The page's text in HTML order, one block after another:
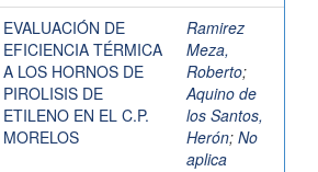
EVALUACIÓN DE
EFICIENCIA TÉRMICA
A LOS HORNOS DE
PIROLISIS DE
ETILENO EN EL C.P.
MORELOS
Ramirez
Meza,
Roberto;
Aquino de
los Santos,
Herón; No
aplica